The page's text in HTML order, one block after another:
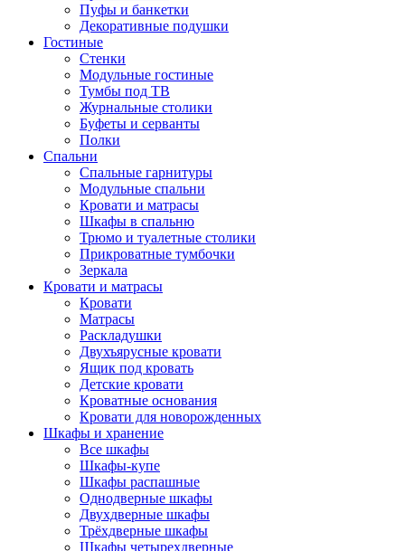
Пуфы и банкетки
Декоративные подушки
Гостиные
Стенки
Модульные гостиные
Тумбы под ТВ
Журнальные столики
Буфеты и серванты
Полки
Спальни
Спальные гарнитуры
Модульные спальни
Кровати и матрасы
Шкафы в спальню
Трюмо и туалетные столики
Прикроватные тумбочки
Зеркала
Кровати и матрасы
Кровати
Матрасы
Раскладушки
Двухъярусные кровати
Ящик под кровать
Детские кровати
Кроватные основания
Кровати для новорожденных
Шкафы и хранение
Все шкафы
Шкафы-купе
Шкафы распашные
Однодверные шкафы
Двухдверные шкафы
Трёхдверные шкафы
Шкафы четырехдверные